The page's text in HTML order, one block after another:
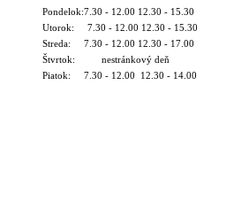
Pondelok:7.30 - 12.00 12.30 - 15.30
Utorok: 7.30 - 12.00 12.30 - 15.30
Streda: 7.30 - 12.00 12.30 - 17.00
Štvrtok: nestránkový deň
Piatok: 7.30 - 12.00 12.30 - 14.00